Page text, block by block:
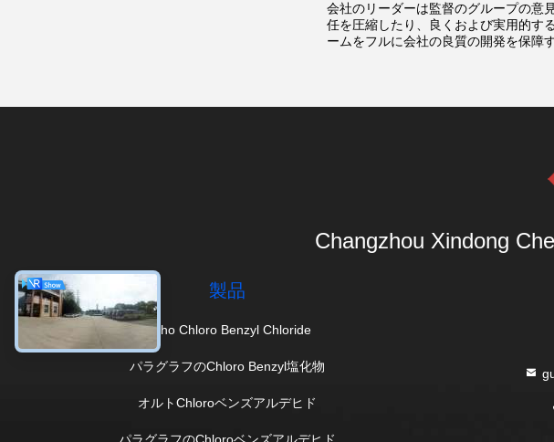
会社のリーダーは監督のグループの意
任を圧縮したり、良くおよび実用的す
ームをフルに会社の良質の開発を保障
Changzhou Xindong
製品
Ortho Chloro Benzyl Chloride
パラグラフのChloro Benzyl塩化物
オルトChloroベンズアルデヒド